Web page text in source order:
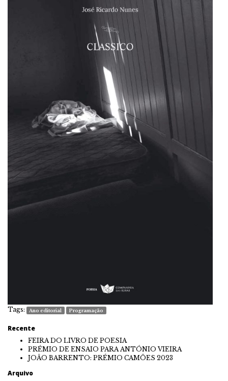
Tags: Ano editorial Programação
Recente
FEIRA DO LIVRO DE POESIA
PRÉMIO DE ENSAIO PARA ANTÓNIO VIEIRA
JOÃO BARRENTO: PRÉMIO CAMÕES 2023
Arquivo